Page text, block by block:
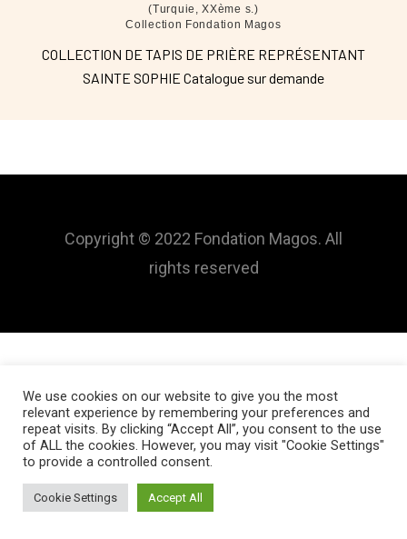
(Turquie, XXème s.)
Collection Fondation Magos
COLLECTION DE TAPIS DE PRIÈRE REPRÉSENTANT
SAINTE SOPHIE Catalogue sur demande
Copyright © 2022 Fondation Magos. All
rights reserved
We use cookies on our website to give you the most
relevant experience by remembering your preferences and
repeat visits. By clicking “Accept All”, you consent to the use
of ALL the cookies. However, you may visit "Cookie Settings"
to provide a controlled consent.
Cookie Settings Accept All